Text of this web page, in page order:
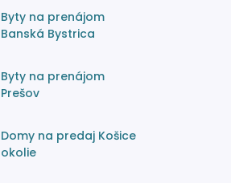
Byty na prenájom
Banská Bystrica
Byty na prenájom
Prešov
Domy na predaj Košice
okolie